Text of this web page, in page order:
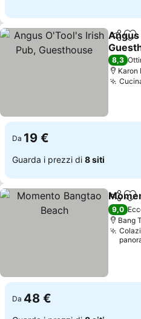
Angus
Scopri
8,3
Karon
Da 19 €
Guarda i prezzi di 8 siti
9,0
Bang
Da 48 €